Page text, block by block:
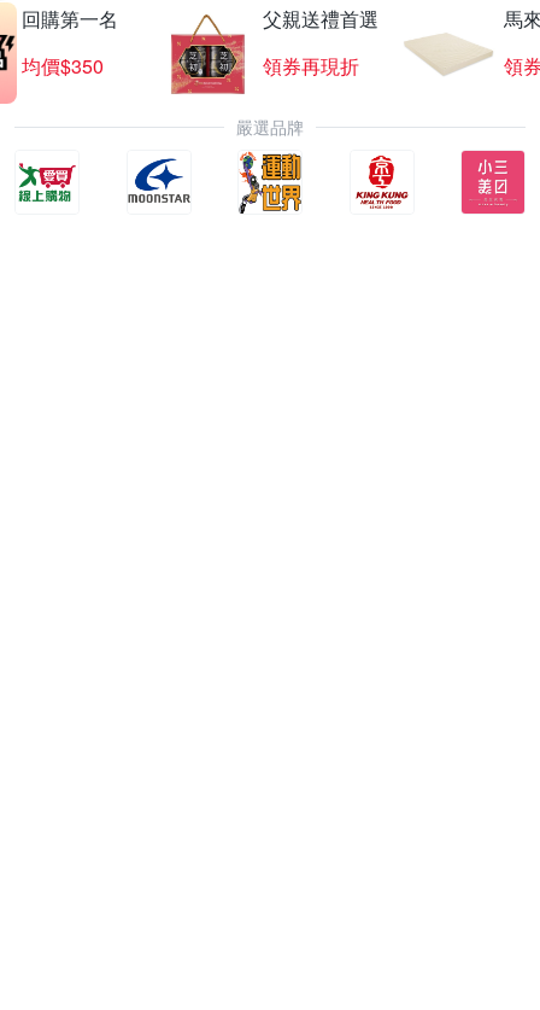
回購第一名
均價$350
父親送禮首選
領券再現折
馬
領
嚴選品牌